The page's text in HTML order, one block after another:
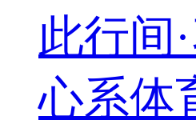
此行间
心系体